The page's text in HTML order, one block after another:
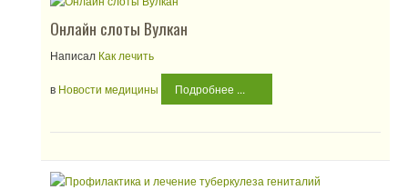
Онлайн слоты Вулкан
Написал Как лечить
в Новости медицины Подробнее ...